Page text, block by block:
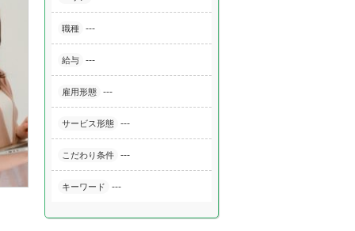
職種 ---
給与 ---
雇用形態 ---
サービス形態 ---
こだわり条件 ---
キーワード ---